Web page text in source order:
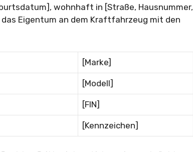
wohnhaft in [Straße, Hausnummer,
Eigentum an dem Kraftfahrzeug mit den
[Marke]
[Modell]
[FIN]
[Kennzeichen]